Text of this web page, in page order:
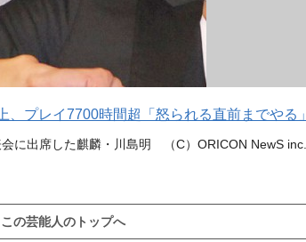
、プレイ7700時間超「怒られる直前までやる」
に出席した麒麟・川島明 （C）ORICON NewS inc.
この芸能人のトップへ